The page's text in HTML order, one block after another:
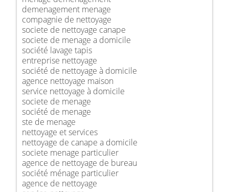
demenagement menage
compagnie de nettoyage
societe de nettoyage canape
societe de menage a domicile
société lavage tapis
entreprise nettoyage
société de nettoyage à domicile
agence nettoyage maison
service nettoyage à domicile
societe de menage
société de menage
ste de menage
nettoyage et services
nettoyage de canape a domicile
societe menage particulier
agence de nettoyage de bureau
société ménage particulier
agence de nettoyage